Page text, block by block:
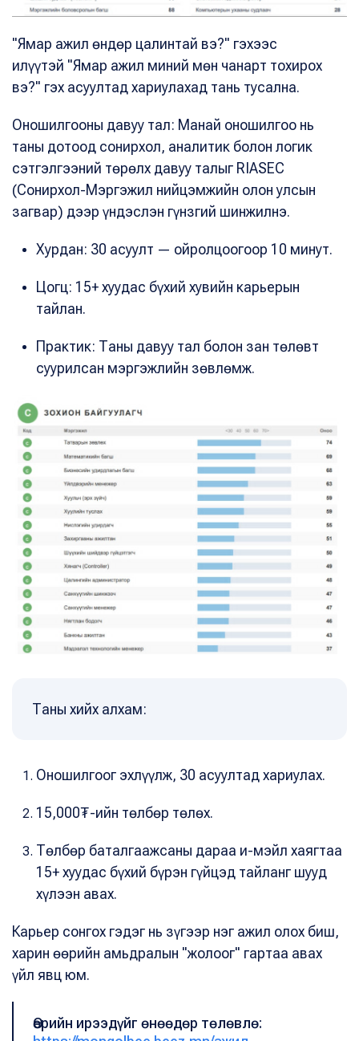
"Ямар ажил өндөр цалинтай вэ?" гэхээс
илүүтэй "Ямар ажил миний мөн чанарт тохирох
вэ?" гэх асуултад хариулахад тань тусална.
Оношилгооны давуу тал: Манай оношилгоо нь
таны дотоод сонирхол, аналитик болон логик
сэтгэлгээний төрөлх давуу талыг RIASEC
(Сонирхол-Мэргэжил нийцэмжийн олон улсын
загвар) дээр үндэслэн гүнзгий шинжилнэ.
Хурдан: 30 асуулт — ойролцоогоор 10 минут.
Цогц: 15+ хуудас бүхий хувийн карьерын
тайлан.
Практик: Таны давуу тал болон зан төлөвт
суурилсан мэргэжлийн зөвлөмж.
Таны хийх алхам:
Оношилгоог эхлүүлж, 30 асуултад хариулах.
15,000₮-ийн төлбөр төлөх.
Төлбөр баталгаажсаны дараа и-мэйл хаягтаа
15+ хуудас бүхий бүрэн гүйцэд тайланг шууд
хүлээн авах.
Карьер сонгох гэдэг нь зүгээр нэг ажил олох биш,
харин өөрийн амьдралын "жолоог" гартаа авах
үйл явц юм.
Өөрийн ирээдүйг өнөөдөр төлөвлө: